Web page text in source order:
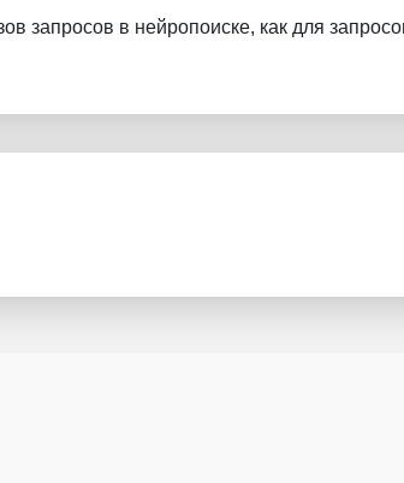
запросов в нейропоиске, как для